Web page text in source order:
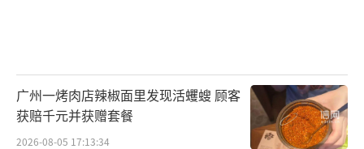
广州一烤肉店辣椒面里发现活蠼螋 顾客
获赔千元并获赠套餐
2026-08-05 17:13:34